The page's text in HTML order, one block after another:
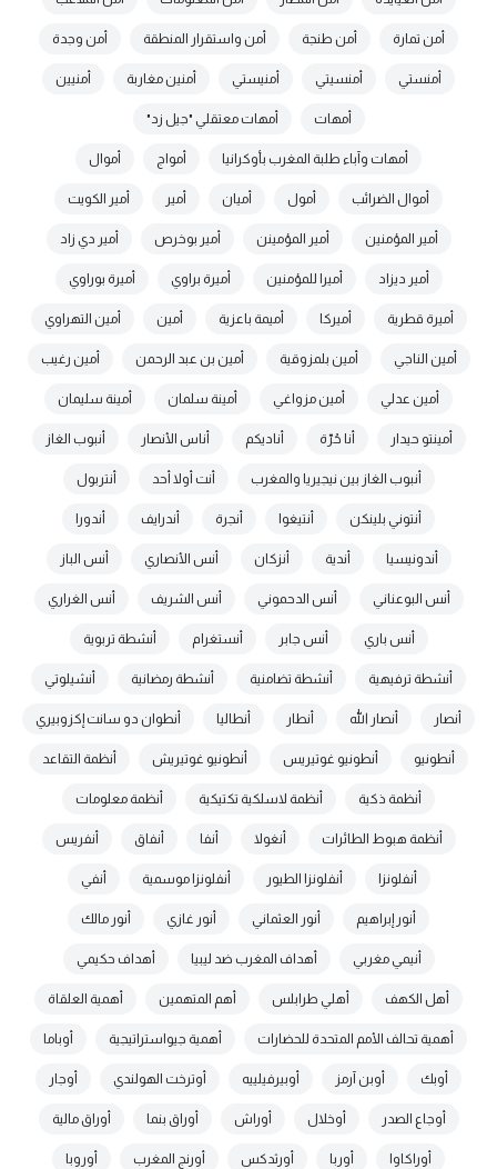
أمن تمارة أمن طنجة أمن واستقرار المنطقة أمن وجدة
أمنستي أمنسيتي أمنيستي أمنين مغاربة أمنيين
أمهات أمهات معتقلي "جيل زد"
أمهات وآباء طلبة المغرب بأوكرانيا أمواج أموال
أموال الضرائب أمول أميان أمير أمير الكويت
أمير المؤمنين أمير المؤمينن أمير بوخرص أمير دي زاد
أمير ديزاد أميرا للمؤمنين أميرة براوي أميرة بوراوي
أميرة قطرية أميركا أميمة باعزية أمين أمين التهراوي
أمين الناجي أمين بلمزوقية أمين بن عبد الرحمن أمين رغيب
أمين عدلي أمين مزواغي أمينة سلمان أمينة سليمان
أمينتو حيدار أنا حُرّة أناديكم أناس الأنصار أنبوب الغاز
أنبوب الغاز بين نيجيريا والمغرب أنت أولا أحد أنتربول
أنتوني بلينكن أنتيغوا أنجرة أندرايف أندورا
أندونيسيا أندية أنزكان أنس الأنصاري أنس الباز
أنس البوعناني أنس الدحموني أنس الشريف أنس الغراري
أنس باري أنس جابر أنستغرام أنشطة تربوية
أنشطة ترفيهية أنشطة تضامنية أنشطة رمضانية أنشيلوتي
أنصار أنصار الله أنطار أنطاليا أنطوان دو سانت إكزوبيري
أنطونيو أنطونيو غوتيريس أنطونيو غوتيريش أنظمة التقاعد
أنظمة ذكية أنظمة لاسلكية تكتيكية أنظمة معلومات
أنظمة هبوط الطائرات أنغولا أنفا أنفاق أنفريس
أنفلونزا أنفلونزا الطيور أنفلونزا موسمية أنفي
أنور إبراهيم أنور العثماني أنور غازي أنور مالك
أنيمي مغربي أهداف المغرب ضد ليبيا أهداف حكيمي
أهل الكهف أهلي طرابلس أهم المتهمين أهمية العلقاة
أهمية تحالف الأمم المتحدة للحضارات أهمية جيواستراتيجية أوباما
أوبك أوبن آرمز أوبيرفيلييه أوترخت الهولندي أوجار
أوجاع الصدر أوخلال أوراش أوراق بنما أوراق مالية
أوراكاوا أوربا أورثدكس أورنج المغرب أوروبا